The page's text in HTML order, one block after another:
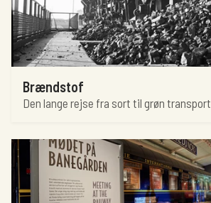
Brændstof
Den lange rejse fra sort til grøn transport